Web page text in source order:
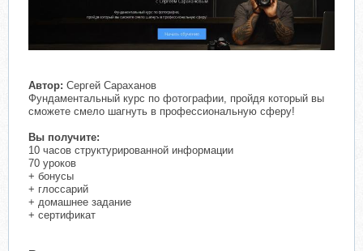
Автор: Сергей Сараханов
Фундаментальный курс по фотографии, пройдя который вы
сможете смело шагнуть в профессиональную сферу!
Вы получите:
10 часов структурированной информации
70 уроков
+ бонусы
+ глоссарий
+ домашнее задание
+ сертификат